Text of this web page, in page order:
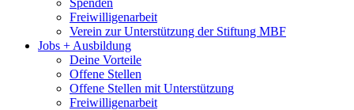
Spenden
Freiwilligenarbeit
Verein zur Unterstützung der Stiftung MBF
Jobs + Ausbildung
Deine Vorteile
Offene Stellen
Offene Stellen mit Unterstützung
Freiwilligenarbeit